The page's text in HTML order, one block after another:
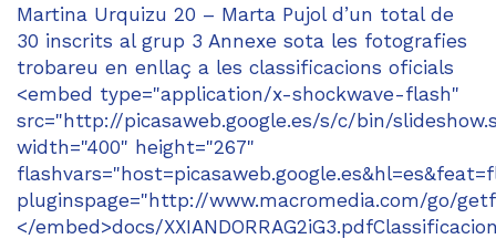
Martina Urquizu 20 – Marta Pujol d’un total de
30 inscrits al grup 3 Annexe sota les fotografies
trobareu en enllaç a les classificacions oficials
<embed type="application/x-shockwave-flash"
src="http://picasaweb.google.es/s/c/bin/
width="400" height="267"
pluginspage="http://www.macromedia.com/go/
</embed>docs/